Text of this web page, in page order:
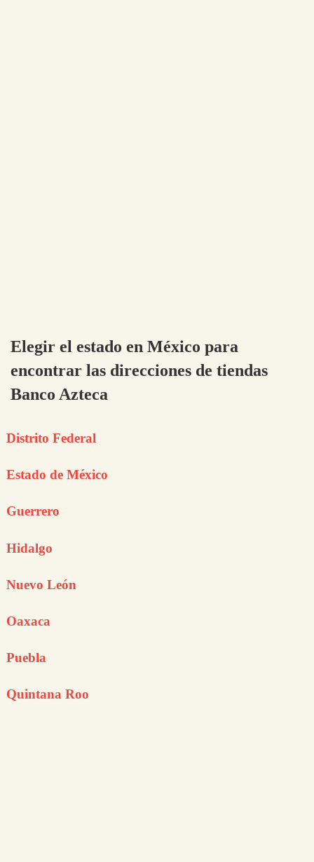
Elegir el estado en México para
encontrar las direcciones de tiendas
Banco Azteca
Distrito Federal
Estado de México
Guerrero
Hidalgo
Nuevo León
Oaxaca
Puebla
Quintana Roo